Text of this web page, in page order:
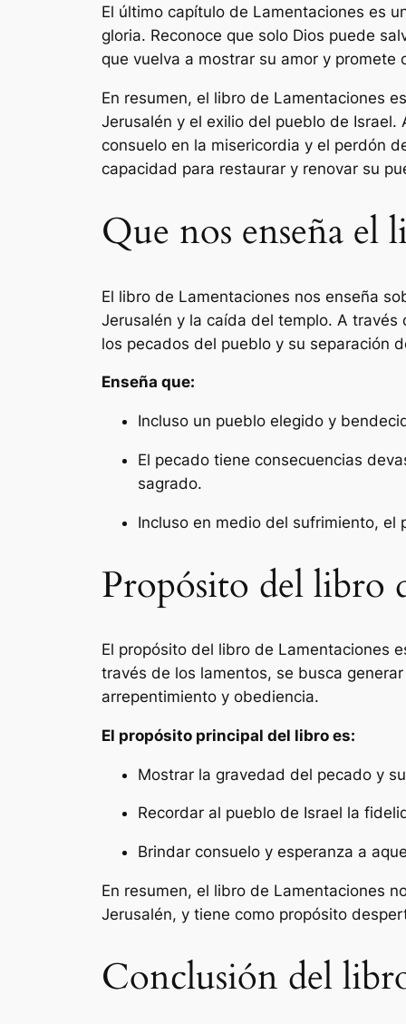
El último capítulo de Lamentaciones es
gloria. Reconoce que solo Dios puede
que vuelva a mostrar su amor y promete
En resumen, el libro de Lamentaciones
Jerusalén y el exilio del pueblo de
consuelo en la misericordia y el perdón
capacidad para restaurar y renovar su
Que nos enseña el
El libro de Lamentaciones nos enseña
Jerusalén y la caída del templo. A
los pecados del pueblo y su separación
Enseña que:
Incluso un pueblo elegido y
El pecado tiene consecuencias
sagrado.
Incluso en medio del sufrimiento,
Propósito del libro
El propósito del libro de Lamentaciones
través de los lamentos, se busca
arrepentimiento y obediencia.
El propósito principal del libro es:
Mostrar la gravedad del pecado y
Recordar al pueblo de Israel la
Brindar consuelo y esperanza a
En resumen, el libro de Lamentaciones
Jerusalén, y tiene como propósito
Conclusión del